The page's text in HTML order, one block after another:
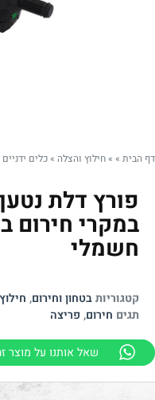
דף הבית »
»חילוץ והצלה »כלים
פורץ דלת
במקרי חירום
חשמלי
קטגוריותבטחון וחירום,
תגים חירום, פריצה
שאל אותנו על מוצר